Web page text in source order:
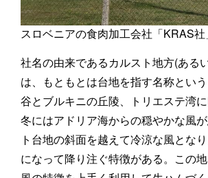
スロベニアの食肉加工会社「KRAS社
社名の由来であるカルスト地方(ある
は、もともとは台地を指す名称とい
谷とブルキニの丘陵、トリエステ湾に
冬にはアドリア海からの穏やかな風
ト台地の斜面を越えて冷涼な風とな
になって降り注ぐ特徴がある。この